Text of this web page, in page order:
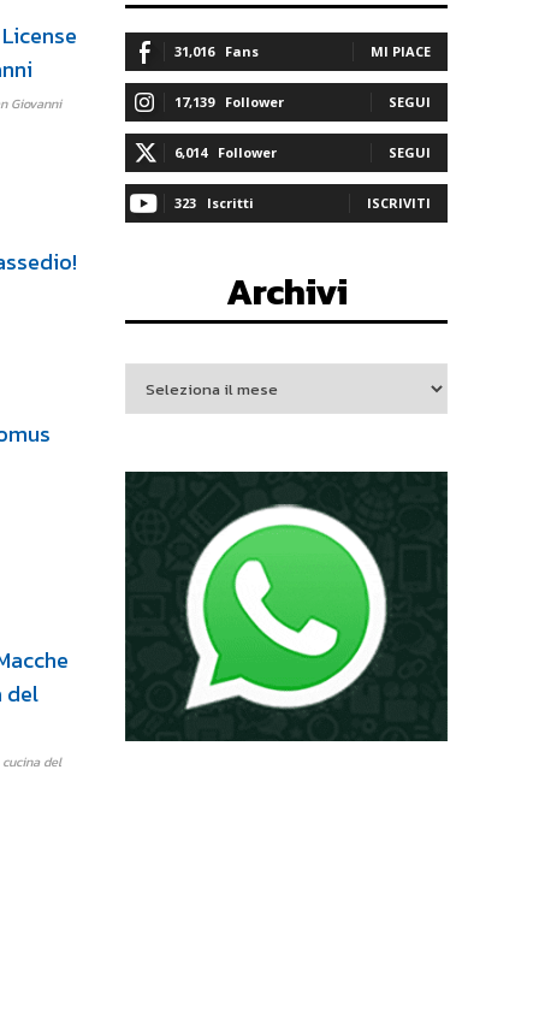
Giovanni
del
31,016 Fans MI PIACE
17,139 Follower SEGUI
6,014 Follower SEGUI
323 Iscritti ISCRIVITI
Archivi